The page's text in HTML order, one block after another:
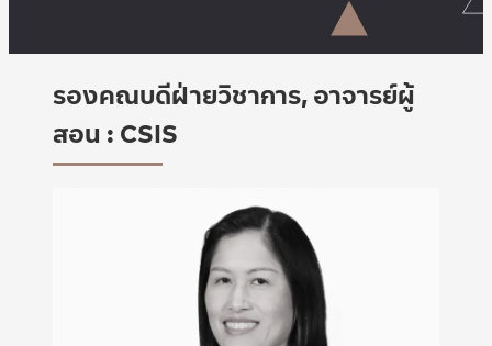
รองคณบดีฝ่ายวิชาการ, อาจารย์ผู้
สอน : CSIS